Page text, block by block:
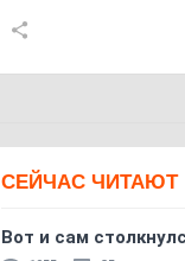
СЕЙЧАС ЧИТАЮТ
Вот и сам